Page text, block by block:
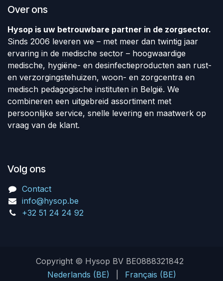
Over ons
Hysop is uw betrouwbare partner in de zorgsector.
Sinds 2006 leveren we – met meer dan twintig jaar
ervaring in de medische sector – hoogwaardige
medische, hygiëne- en desinfectieproducten aan rust-
en verzorgingstehuizen, woon- en zorgcentra en
medisch pedagogische instituten in België. We
combineren een uitgebreid assortiment met
persoonlijke service, snelle levering en maatwerk op
vraag van de klant.
Volg ons
Contact
info@hysop.be
+32 51 24 24 92
Copyright © Hysop BV BE0888321842
Nederlands (BE)
Français (BE)